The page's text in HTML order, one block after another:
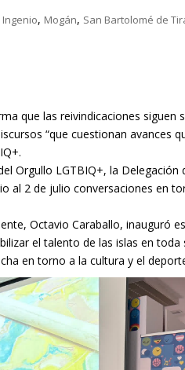
Ingenio, Mogán, San Bartolomé de
que las reivindicaciones siguen
“que cuestionan avances
Orgullo LGTBIQ+, la Delegación
al 2 de julio conversaciones en
Octavio Caraballo, inauguró
el talento de las islas en toda
en torno a la cultura y el